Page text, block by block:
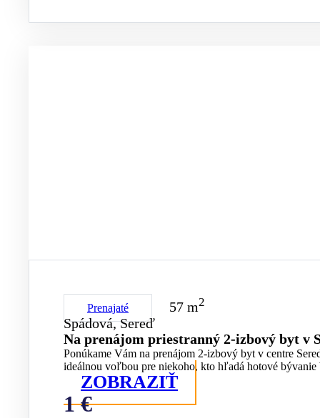
Prenajaté 57 m2
Spádová, Sereď
Na prenájom priestranný 2-izbový byt v
Ponúkame Vám na prenájom 2-izbový byt v centre
ideálnou voľbou pre niekoho, kto hľadá hotové bývanie
ZOBRAZIŤ
1 €